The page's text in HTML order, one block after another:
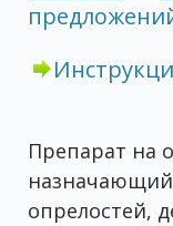
Препарат на
опрелостей,